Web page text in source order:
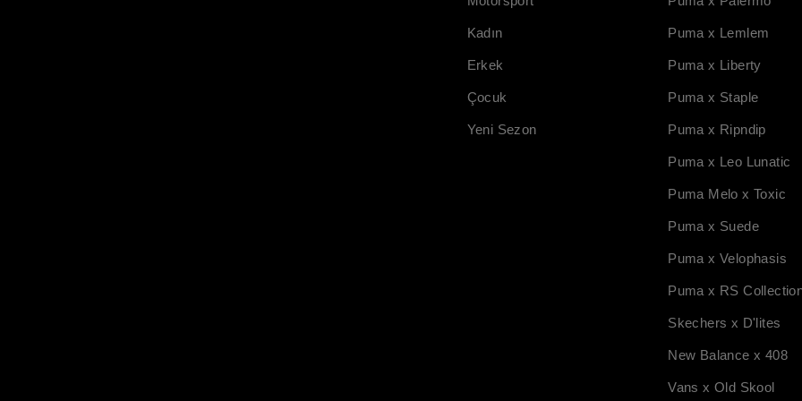
Kadın
Erkek
Çocuk
Yeni Sezon
Puma x Lemlem
Puma x Liberty
Puma x Staple
Puma x Ripndip
Puma x Leo Lunatic
Puma Melo x Toxic
Puma x Suede
Puma x Velophasis
Puma x RS
Skechers x D'lites
New Balance x 408
Vans x Old Skool